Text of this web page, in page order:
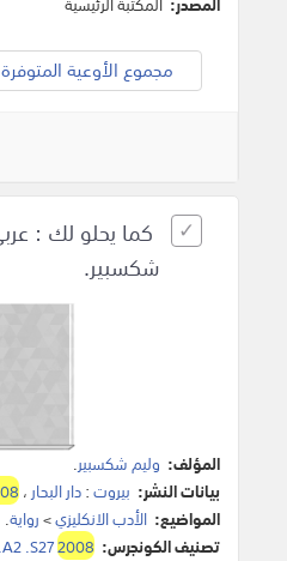
مجموع الأوعية المتوفرة
كما يحلو لك :
شكسبير.
المؤلف: وليم شكسبير.
بيانات النشر: بيروت:دار البحار ،
المواضيع: الأدب الانكليزي>رواية.
تصنيف الكونجرس:
.S272008